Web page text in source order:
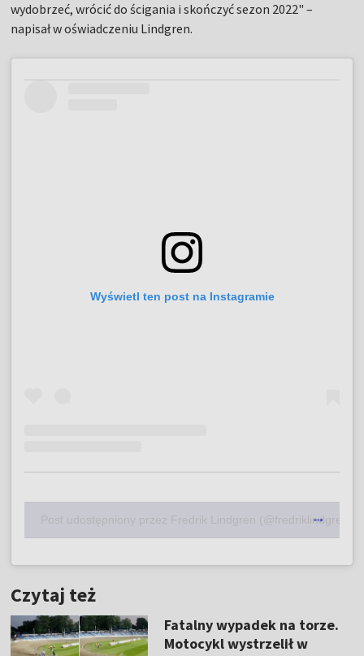
wydobrzeć, wrócić do ścigania i skończyć sezon 2022" –
napisał w oświadczeniu Lindgren.
Wyświetl ten post na Instagramie
Post udostępniony przez Fredrik Lindgren
Czytaj też
Fatalny wypadek na torze.
Motocykl wystrzelił w